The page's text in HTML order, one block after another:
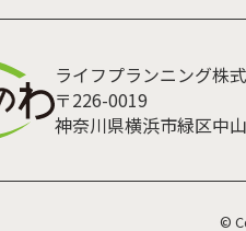
ライフプランニング株
〒226-0019
神奈川県横浜市緑区中
©